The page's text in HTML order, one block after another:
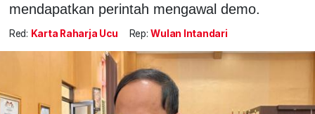
mendapatkan perintah mengawal demo.
Red: Karta Raharja Ucu Rep: Wulan Intandari